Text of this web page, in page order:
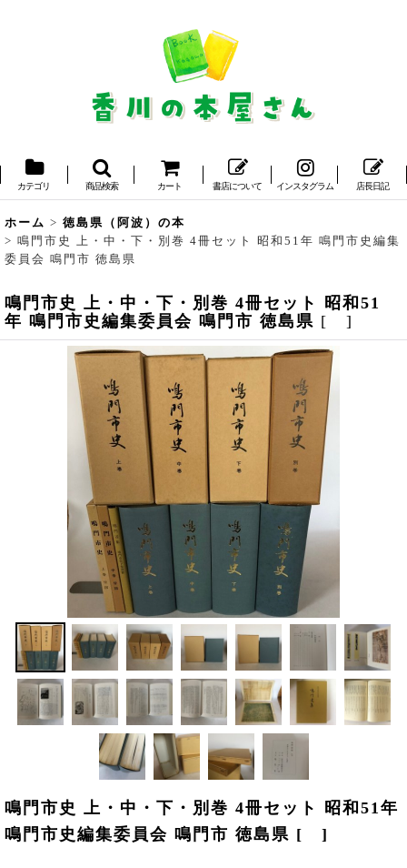
カテゴリ 商品検索 カート 書店について インスタグラム 店長日記
ホーム > 徳島県（阿波）の本
> 鳴門市史 上・中・下・別巻 4冊セット 昭和51年 鳴門市史編集
委員会 鳴門市 徳島県
鳴門市史 上・中・下・別巻 4冊セット 昭和51
年 鳴門市史編集委員会 鳴門市 徳島県 [ ]
鳴門市史 上・中・下・別巻 4冊セット 昭和51年
鳴門市史編集委員会 鳴門市 徳島県 [ ]